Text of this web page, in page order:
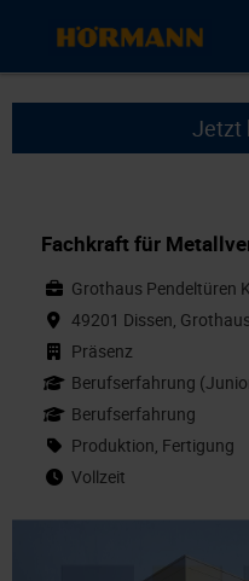
Jetzt
Fachkraft für
Grothaus Pendeltüren
49201 Dissen,
Präsenz
Berufserfahrung
Berufserfahrung
Produktion, Fertigung
Vollzeit